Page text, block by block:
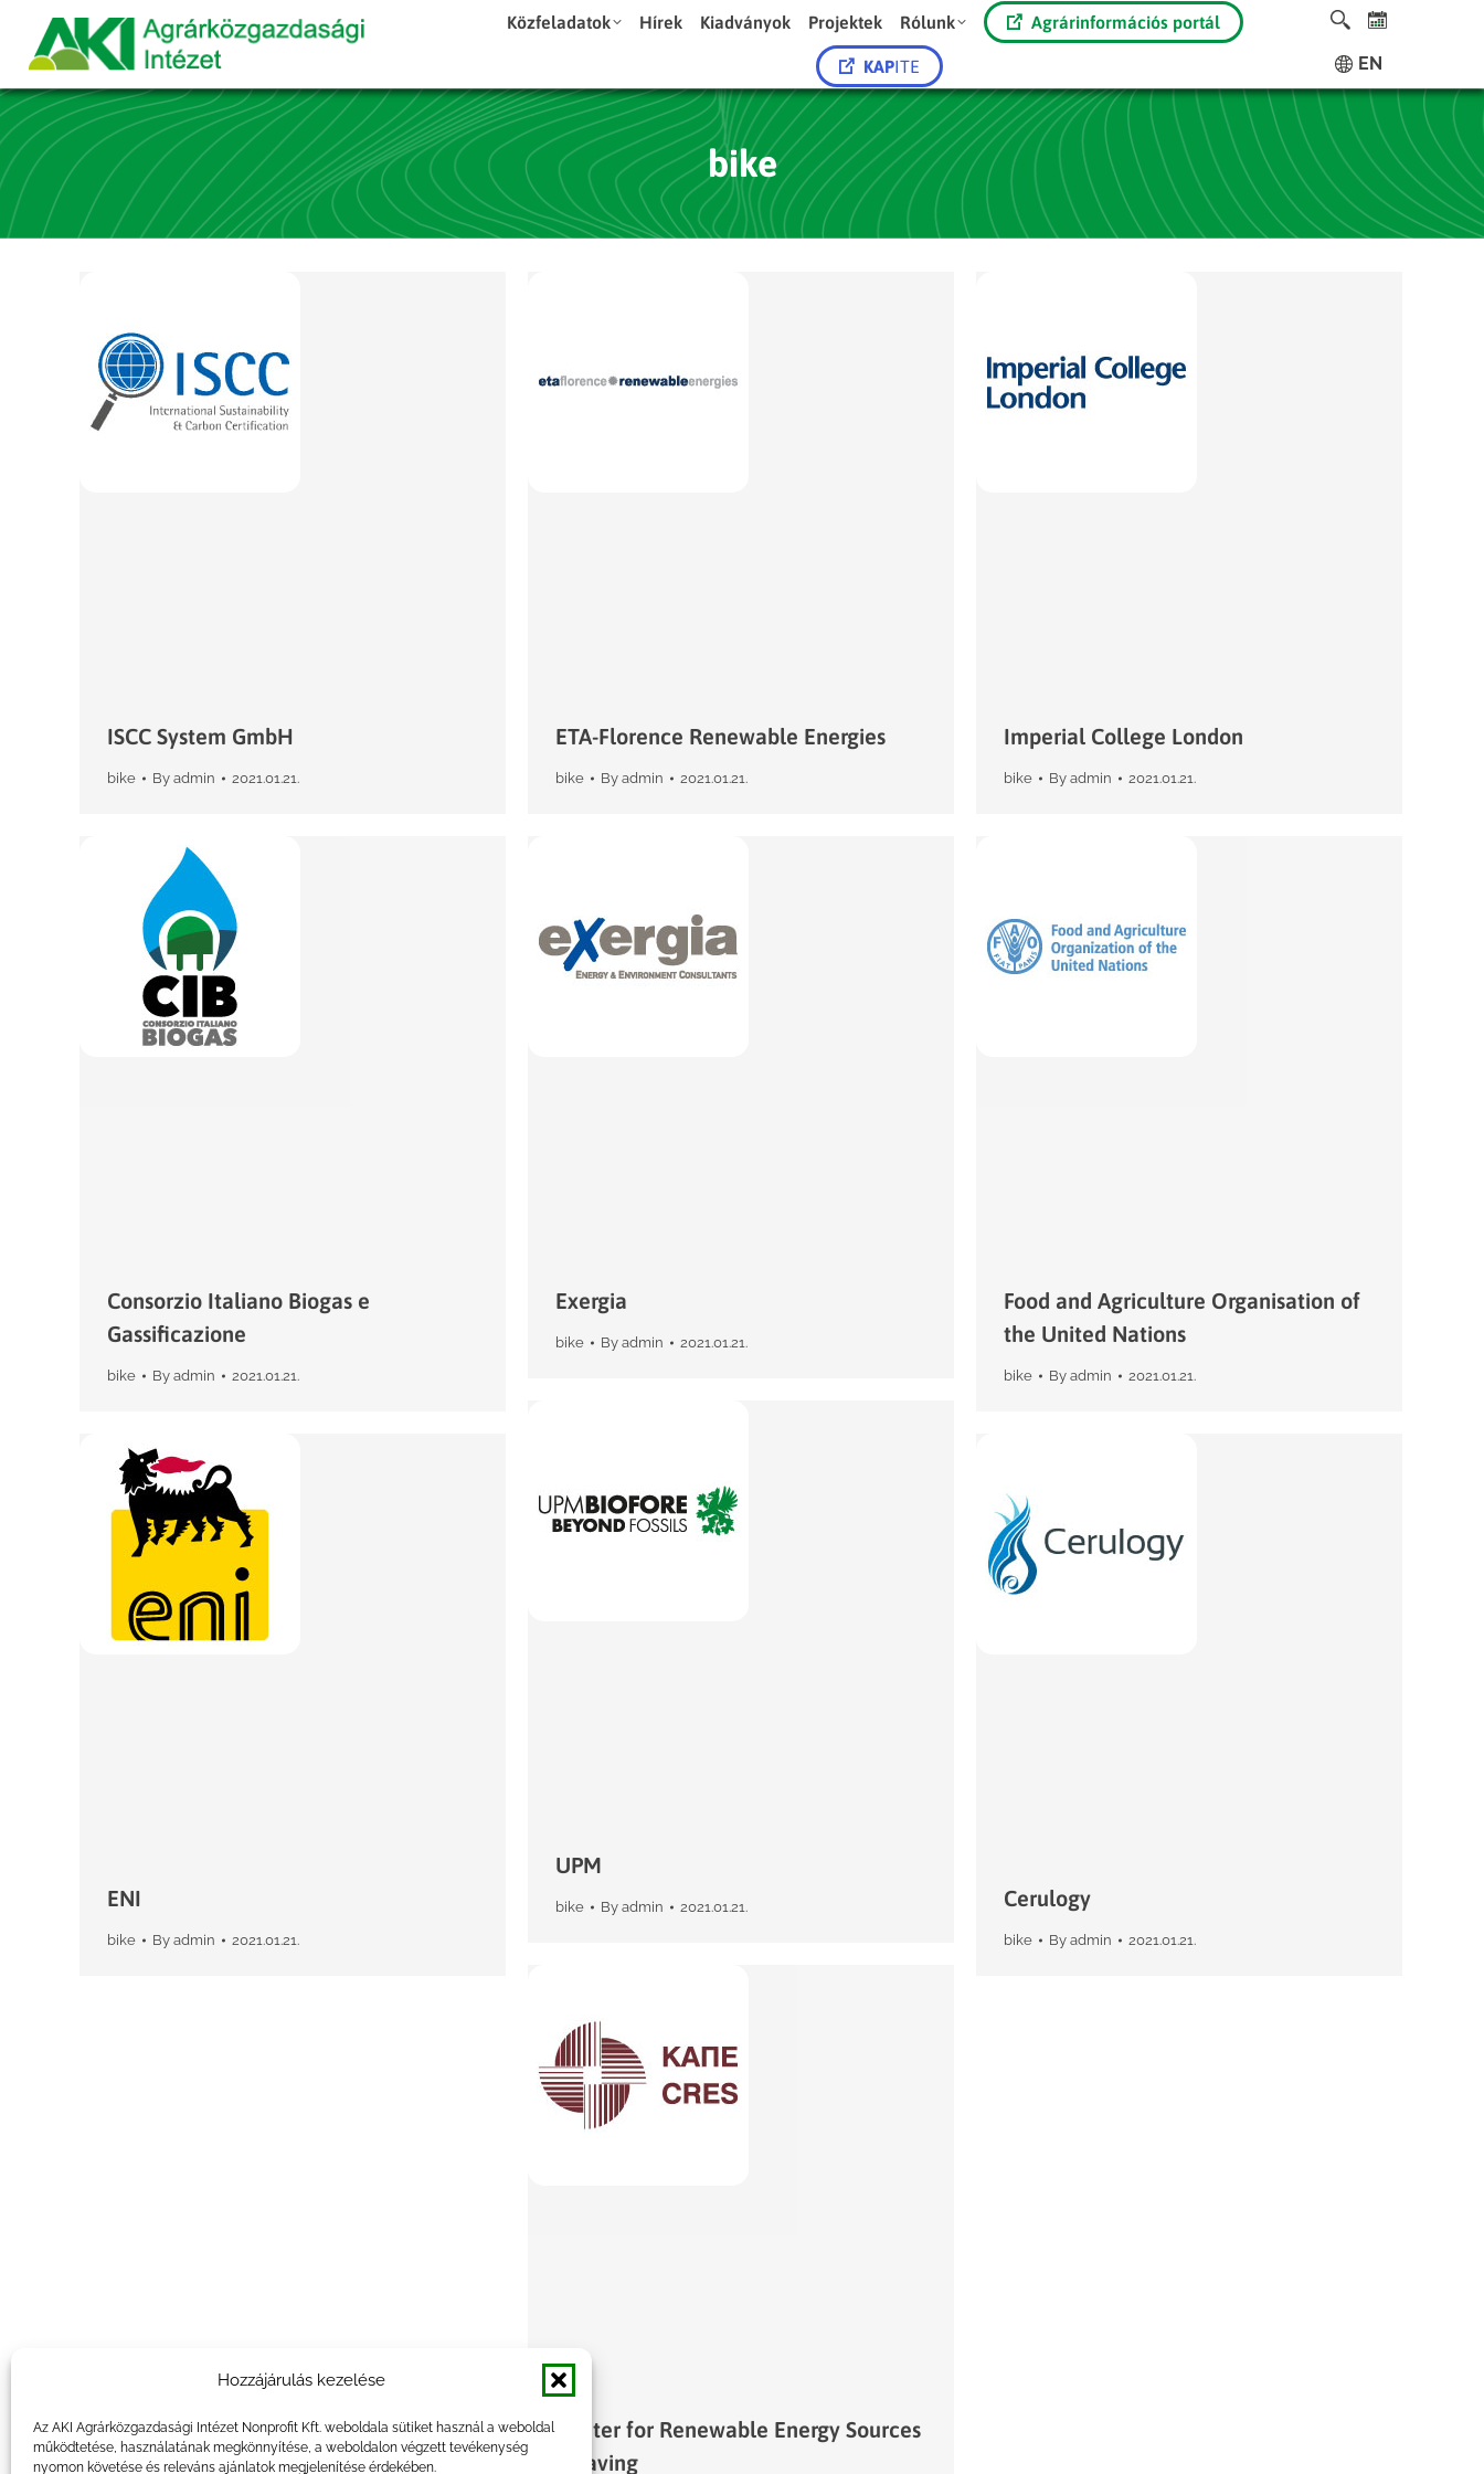
Hozzájárulás kezelése
Az AKI Agrárközgazdasági Intézet Nonprofit Kft. weboldala sütiket használ a weboldal
működtetése, használatának megkönnyítése, a weboldalon végzett tevékenység
nyomon követése és releváns ajánlatok megjelenítése érdekében.
Közfeladatok Hírek Kiadványok Projektek Rólunk Agrárinformációs portál
KAPITE EN
bike
ISCC System GmbH
bike By admin 2021.01.21.
ETA-Florence Renewable Energies
bike By admin 2021.01.21.
Imperial College London
bike By admin 2021.01.21.
Consorzio Italiano Biogas e
Gassificazione
bike By admin 2021.01.21.
Exergia
bike By admin 2021.01.21.
Food and Agriculture Organisation of
the United Nations
bike By admin 2021.01.21.
UPM
bike By admin 2021.01.21.
ENI
bike By admin 2021.01.21.
Cerulogy
bike By admin 2021.01.21.
Center for Renewable Energy Sources
& Saving